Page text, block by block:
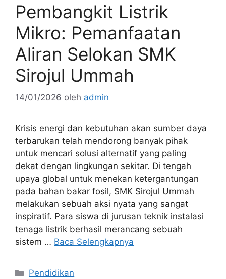
Pembangkit Listrik
Mikro: Pemanfaatan
Aliran Selokan SMK
Sirojul Ummah
14/01/2026 oleh admin
Krisis energi dan kebutuhan akan sumber daya
terbarukan telah mendorong banyak pihak
untuk mencari solusi alternatif yang paling
dekat dengan lingkungan sekitar. Di tengah
upaya global untuk menekan ketergantungan
pada bahan bakar fosil, SMK Sirojul Ummah
melakukan sebuah aksi nyata yang sangat
inspiratif. Para siswa di jurusan teknik instalasi
tenaga listrik berhasil merancang sebuah
sistem … Baca Selengkapnya
Kategori
Pendidikan